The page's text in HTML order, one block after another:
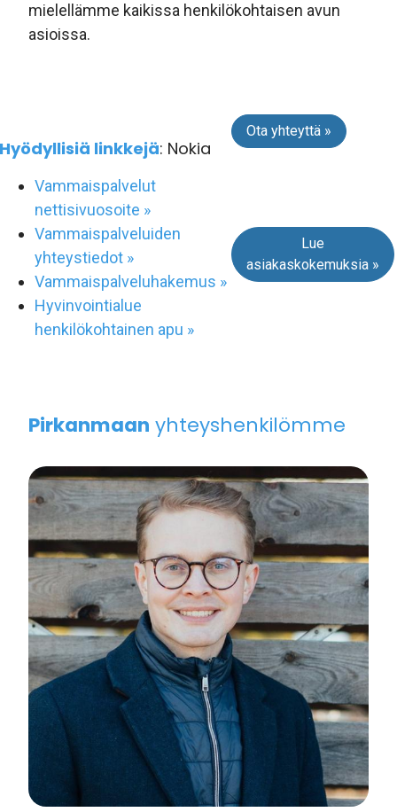
linkkejä: Nokia
Vammaispalvelut
nettisivuosoite »
Vammaispalveluiden
yhteystiedot »
Vammaispalveluhakemus »
Hyvinvointialue
henkilökohtainen apu »
Ota yhteyttä »
Lue
asiakaskokemuksia »
mielellämme kaikissa henkilökohtaisen avun
asioissa.
Pirkanmaan yhteyshenkilömme